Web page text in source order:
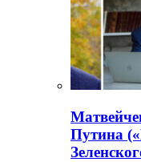
Путина